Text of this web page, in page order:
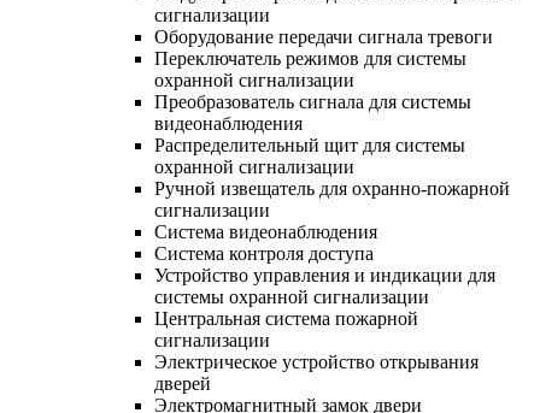
сигнализации
Оборудование передачи сигнала тревоги
Переключатель режимов для системы
охранной сигнализации
Преобразователь сигнала для системы
видеонаблюдения
Распределительный щит для системы
охранной сигнализации
Ручной извещатель для охранно-пожарной
сигнализации
Система видеонаблюдения
Система контроля доступа
Устройство управления и индикации для
системы охранной сигнализации
Центральная система пожарной
сигнализации
Электрическое устройство открывания
дверей
Электромагнитный замок двери